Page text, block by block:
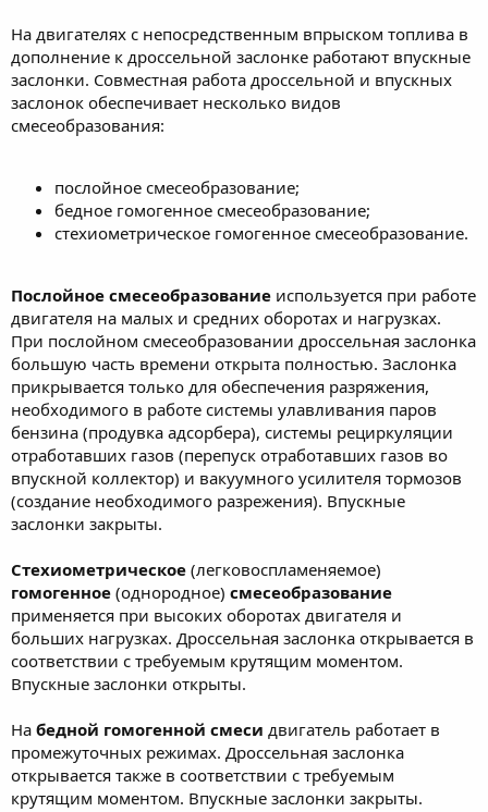
На двигателях с непосредственным впрыском топлива в
дополнение к дроссельной заслонке работают впускные
заслонки. Совместная работа дроссельной и впускных
заслонок обеспечивает несколько видов
смесеобразования:
послойное смесеобразование;
бедное гомогенное смесеобразование;
стехиометрическое гомогенное смесеобразование.
Послойное смесеобразование используется при работе
двигателя на малых и средних оборотах и нагрузках.
При послойном смесеобразовании дроссельная заслонка
большую часть времени открыта полностью. Заслонка
прикрывается только для обеспечения разряжения,
необходимого в работе системы улавливания паров
бензина (продувка адсорбера), системы рециркуляции
отработавших газов (перепуск отработавших газов во
впускной коллектор) и вакуумного усилителя тормозов
(создание необходимого разрежения). Впускные
заслонки закрыты.
Стехиометрическое (легковоспламеняемое)
гомогенное (однородное) смесеобразование
применяется при высоких оборотах двигателя и
больших нагрузках. Дроссельная заслонка открывается в
соответствии с требуемым крутящим моментом.
Впускные заслонки открыты.
На бедной гомогенной смеси двигатель работает в
промежуточных режимах. Дроссельная заслонка
открывается также в соответствии с требуемым
крутящим моментом. Впускные заслонки закрыты.